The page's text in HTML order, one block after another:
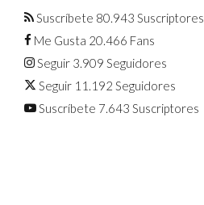
agosto
Suscríbete 80.943 Suscriptores
Me Gusta 20.466 Fans
Seguir 3.909 Seguidores
Seguir 11.192 Seguidores
Suscríbete 7.643 Suscriptores